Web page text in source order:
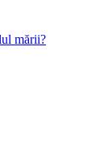
mării?